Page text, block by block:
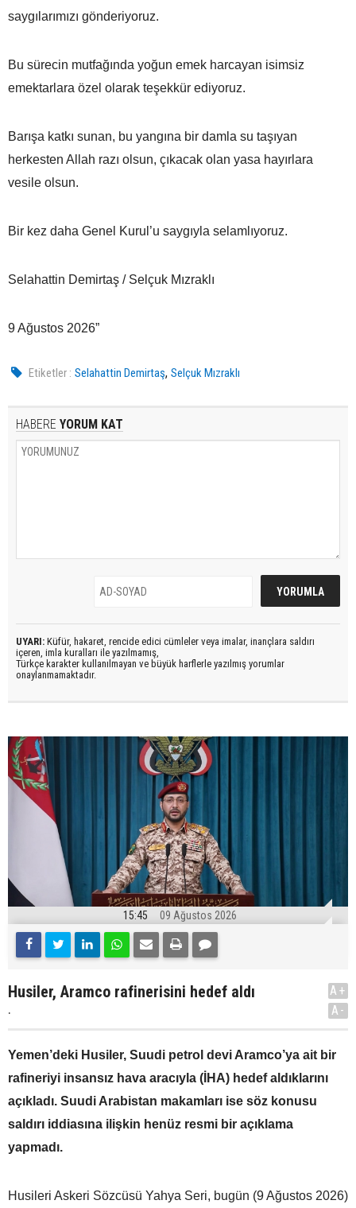
saygılarımızı gönderiyoruz.
Bu sürecin mutfağında yoğun emek harcayan isimsiz
emektarlara özel olarak teşekkür ediyoruz.
Barışa katkı sunan, bu yangına bir damla su taşıyan
herkesten Allah razı olsun, çıkacak olan yasa hayırlara
vesile olsun.
Bir kez daha Genel Kurul’u saygıyla selamlıyoruz.
Selahattin Demirtaş / Selçuk Mızraklı
9 Ağustos 2026”
Etiketler : Selahattin Demirtaş,Selçuk Mızraklı
HABERE YORUM KAT
UYARI: Küfür, hakaret, rencide edici cümleler veya imalar, inançlara saldırı
içeren, imla kuralları ile yazılmamış,
Türkçe karakter kullanılmayan ve büyük harflerle yazılmış yorumlar
onaylanmamaktadır.
15:45 09 Ağustos 2026
Husiler, Aramco rafinerisini hedef aldı
.
A+
A-
Yemen’deki Husiler, Suudi petrol devi Aramco’ya ait bir
rafineriyi insansız hava aracıyla (İHA) hedef aldıklarını
açıkladı. Suudi Arabistan makamları ise söz konusu
saldırı iddiasına ilişkin henüz resmi bir açıklama
yapmadı.
Husileri Askeri Sözcüsü Yahya Seri, bugün (9 Ağustos 2026)